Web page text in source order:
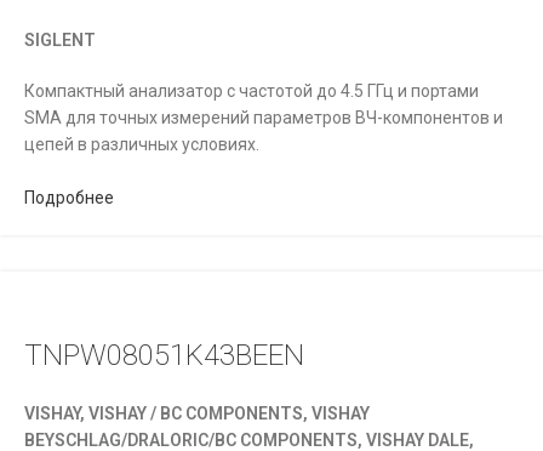
SIGLENT
Компактный анализатор с частотой до 4.5 ГГц и портами
SMA для точных измерений параметров ВЧ-компонентов и
цепей в различных условиях.
Подробнее
TNPW08051K43BEEN
VISHAY, VISHAY / BC COMPONENTS, VISHAY
BEYSCHLAG/DRALORIC/BC COMPONENTS, VISHAY DALE,